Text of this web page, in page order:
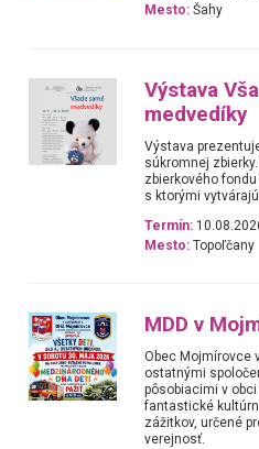
Mesto: Šahy
Výstava
medvedíky
Výstava
súkromnej
zbierkového
s ktorými
Termín:
Mesto: Topoľčany
MDD v
Obec Mojmírovce
ostatnými
pôsobiacimi v
fantastické
zážitkov, určené
verejnosť.